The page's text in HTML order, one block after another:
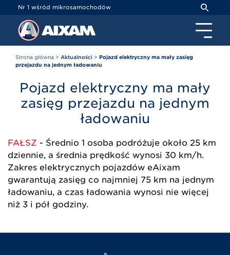
Nr 1 wśród mikrosamochodów
Strona główna > Aktualności > Pojazd elektryczny ma mały zasięg
przejazdu na jednym ładowaniu
Pojazd elektryczny ma mały
zasięg przejazdu na jednym
ładowaniu
FAŁSZ - Średnio 1 osoba podróżuje około 25 km
dziennie, a średnia prędkość wynosi 30 km/h.
Zakres elektrycznych pojazdów eAixam
gwarantują zasięg co najmniej 75 km na jednym
ładowaniu, a czas ładowania wynosi nie więcej
niż 3 i pół godziny.
Panel zarządzania plikami cookies